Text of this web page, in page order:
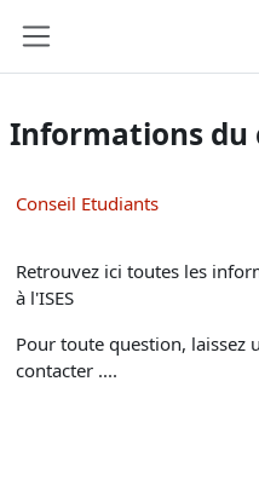
Informations du
Conseil Etudiants
Retrouvez ici toutes les
à l'ISES
Pour toute question, laissez
contacter ....